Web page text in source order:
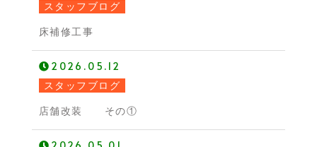
スタッフブログ
床補修工事
2026.05.12
スタッフブログ
店舗改装 その①